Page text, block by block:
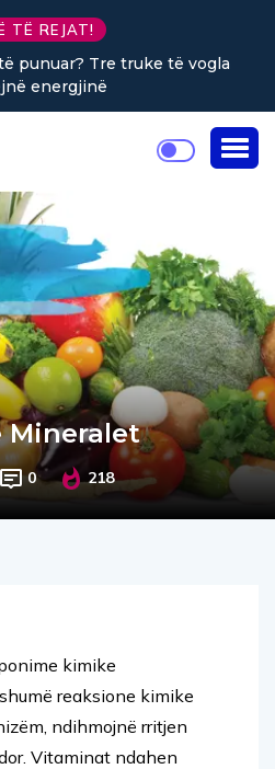
TË REJAT!
kafe në ditë ndihmon në uljen e
0 218
kimike
reaksione kimike
ndihmojnë rritjen
Vitaminat ndahen